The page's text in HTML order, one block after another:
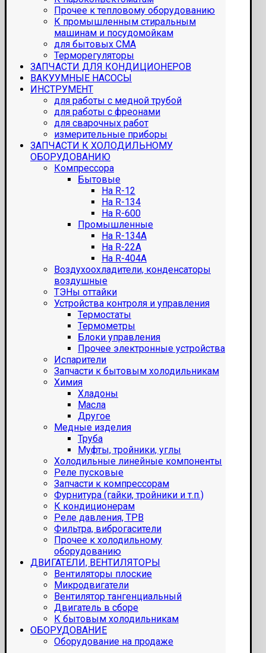
Прочее к тепловому оборудованию
К промышленным стиральным
машинам и посудомойкам
для бытовых СМА
Терморегуляторы
ЗАПЧАСТИ ДЛЯ КОНДИЦИОНЕРОВ
ВАКУУМНЫЕ НАСОСЫ
ИНСТРУМЕНТ
для работы с медной трубой
для работы с фреонами
для сварочных работ
измерительные приборы
ЗАПЧАСТИ К ХОЛОДИЛЬНОМУ
ОБОРУДОВАНИЮ
Компрессора
Бытовые
На R-12
На R-134
На R-600
Промышленные
На R-134A
На R-22A
На R-404A
Воздухоохладители, конденсаторы
воздушные
ТЭНы оттайки
Устройства контроля и управления
Термостаты
Термометры
Блоки управления
Прочее электронные устройства
Испарители
Запчасти к бытовым холодильникам
Химия
Хладоны
Масла
Другое
Медные изделия
Труба
Муфты, тройники, углы
Холодильные линейные компоненты
Реле пусковые
Запчасти к компрессорам
Фурнитура (гайки, тройники и т.п.)
К кондиционерам
Реле давления, ТРВ
Фильтра, виброгасители
Прочее к холодильному
оборудованию
ДВИГАТЕЛИ, ВЕНТИЛЯТОРЫ
Вентиляторы плоские
Микродвигатели
Вентилятор тангенциальный
Двигатель в сборе
К бытовым холодильникам
ОБОРУДОВАНИЕ
Оборудование на продаже